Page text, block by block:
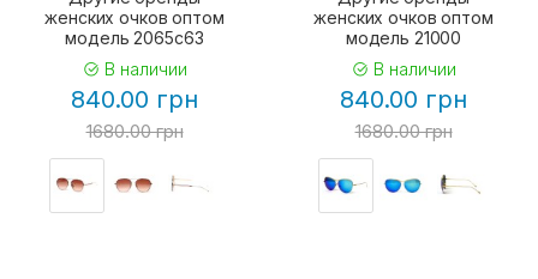
женских очков оптом
модель 2065c63
В наличии
840.00 грн
1680.00 грн
женских очков оптом
модель 21000
В наличии
840.00 грн
1680.00 грн